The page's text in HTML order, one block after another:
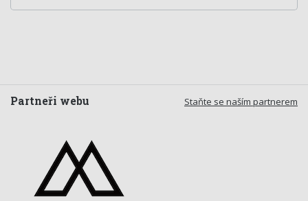
Staňte se naším partnerem
Partneři webu